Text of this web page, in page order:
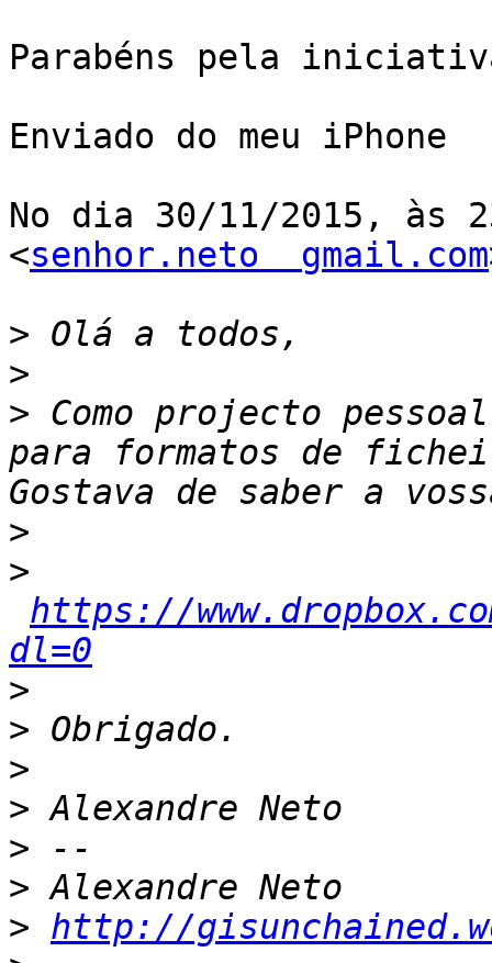
Parabéns pela
Enviado do meu iPhone
No dia 30/11/2015, às
<senhor.neto  gmail.com
>
>
> Como projecto
para formatos de
>
>
https://
dl=0
>
>
>
>
>
>
> http://